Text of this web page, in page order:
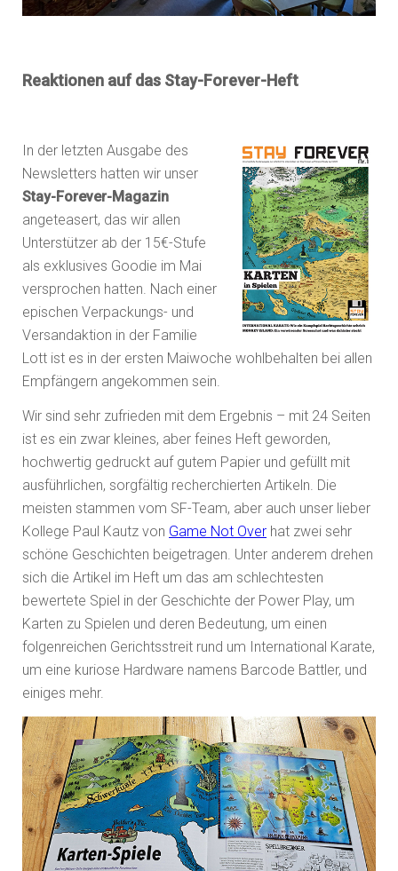
Reaktionen auf das Stay-Forever-Heft
In der letzten Ausgabe des
Newsletters hatten wir unser
Stay-Forever-Magazin
angeteasert, das wir allen
Unterstützer ab der 15€-Stufe
als exklusives Goodie im Mai
versprochen hatten. Nach einer
epischen Verpackungs- und
Versandaktion in der Familie
Lott ist es in der ersten Maiwoche wohlbehalten bei allen
Empfängern angekommen sein.
Wir sind sehr zufrieden mit dem Ergebnis – mit 24 Seiten
ist es ein zwar kleines, aber feines Heft geworden,
hochwertig gedruckt auf gutem Papier und gefüllt mit
ausführlichen, sorgfältig recherchierten Artikeln. Die
meisten stammen vom SF-Team, aber auch unser lieber
Kollege Paul Kautz von Game Not Over hat zwei sehr
schöne Geschichten beigetragen. Unter anderem drehen
sich die Artikel im Heft um das am schlechtesten
bewertete Spiel in der Geschichte der Power Play, um
Karten zu Spielen und deren Bedeutung, um einen
folgenreichen Gerichtsstreit rund um International Karate,
um eine kuriose Hardware namens Barcode Battler, und
einiges mehr.